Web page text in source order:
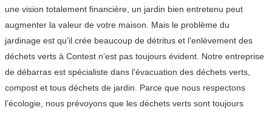
une vision totalement financière, un jardin bien entretenu peut
augmenter la valeur de votre maison. Mais le problème du
jardinage est qu’il crée beaucoup de détritus et l’enlèvement des
déchets verts à Contest n’est pas toujours évident. Notre entreprise
de débarras est spécialiste dans l’évacuation des déchets verts,
compost et tous déchets de jardin. Parce que nous respectons
l’écologie, nous prévoyons que les déchets verts sont toujours